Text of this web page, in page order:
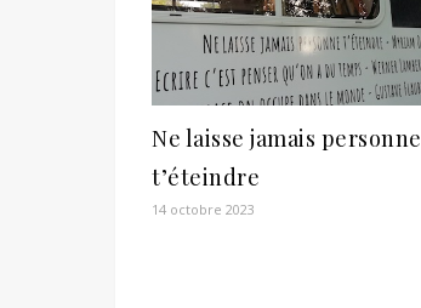
Ne laisse jamais personne
t’éteindre
14 octobre 2023